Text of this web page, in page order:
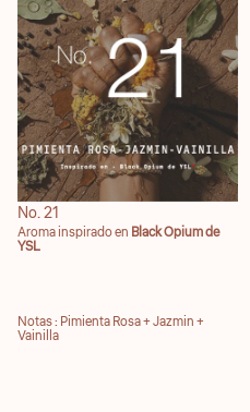
No. 21
Aroma inspirado en Black Opium de
YSL
Notas : Pimienta Rosa + Jazmin +
Vainilla